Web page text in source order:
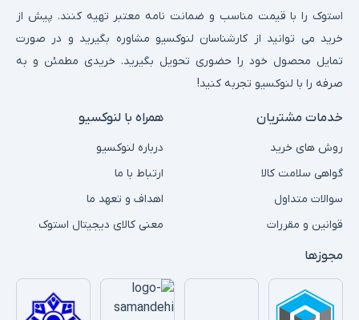
استوک را با قیمت مناسب و ضمانت نامه معتبر تهیه کنند. پیش از
خرید می توانید از کارشناسان لنوکسیو مشاوره بگیرید و در صورت
تمایل محصول خود را حضوری تحویل بگیرید. خریدی مطمئن و به
صرفه را با لنوکسیو تجربه کنید!
خدمات مشتریان
روش های خرید
گواهی سلامت کالا
سوالات متداول
قوانین و مقررات
همراه با لنوکسیو
درباره لنوکسیو
ارتباط با ما
اهداف و تعهد ما
معنی کالای دیجیتال استوک
مجوزها